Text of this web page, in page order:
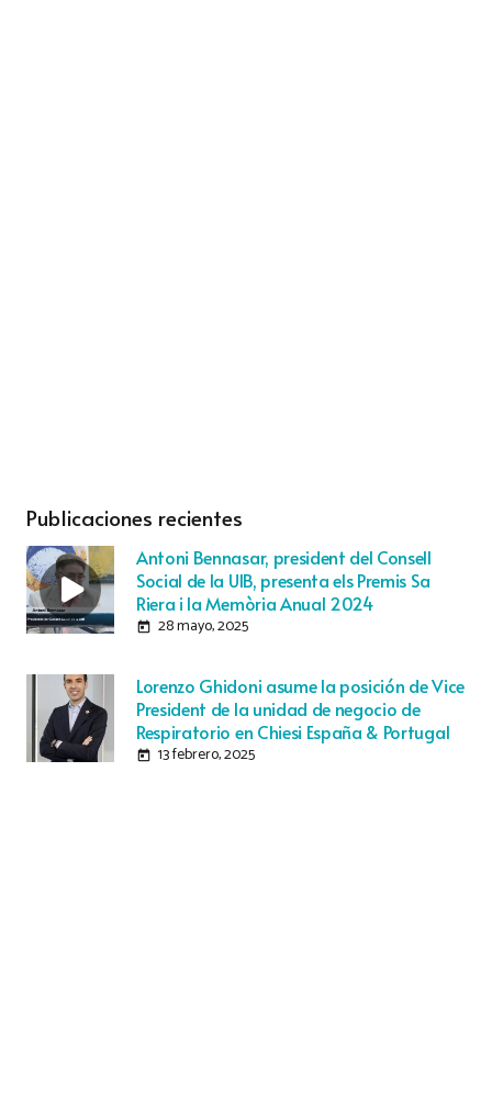
Publicaciones recientes
Antoni Bennasar, president del Consell
Social de la UIB, presenta els Premis Sa
Riera i la Memòria Anual 2024
today 28 mayo, 2025
Lorenzo Ghidoni asume la posición de Vice
President de la unidad de negocio de
Respiratorio en Chiesi España & Portugal
today 13 febrero, 2025